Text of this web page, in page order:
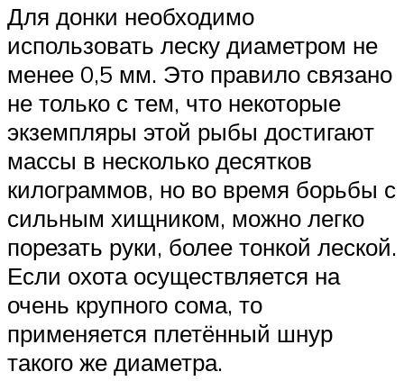
Для донки необходимо
использовать леску диаметром не
менее 0,5 мм. Это правило связано
не только с тем, что некоторые
экземпляры этой рыбы достигают
массы в несколько десятков
килограммов, но во время борьбы с
сильным хищником, можно легко
порезать руки, более тонкой леской.
Если охота осуществляется на
очень крупного сома, то
применяется плетённый шнур
такого же диаметра.